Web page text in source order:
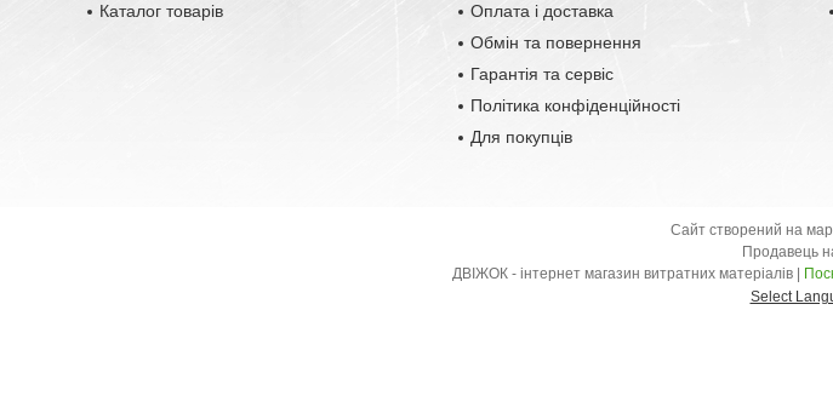
Каталог товарів
Оплата і доставка
Обмін та повернення
Гарантія та сервіс
Політика конфіденційності
Для покупців
Сайт створений на
Продавець
Select